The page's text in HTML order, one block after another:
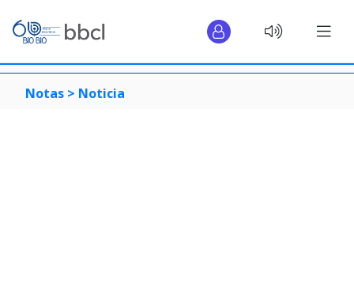
Notas > Noticia